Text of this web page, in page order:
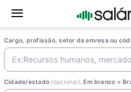
Cargo, profissão, setor da emresa ou
Cidade/estado (opcional). Em branco =